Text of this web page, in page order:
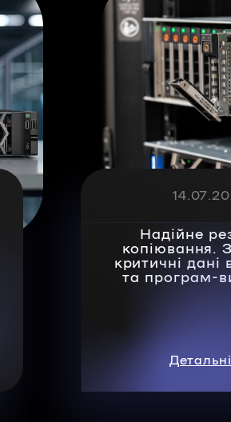
Надійне
копіювання.
критичні дані
та програм-